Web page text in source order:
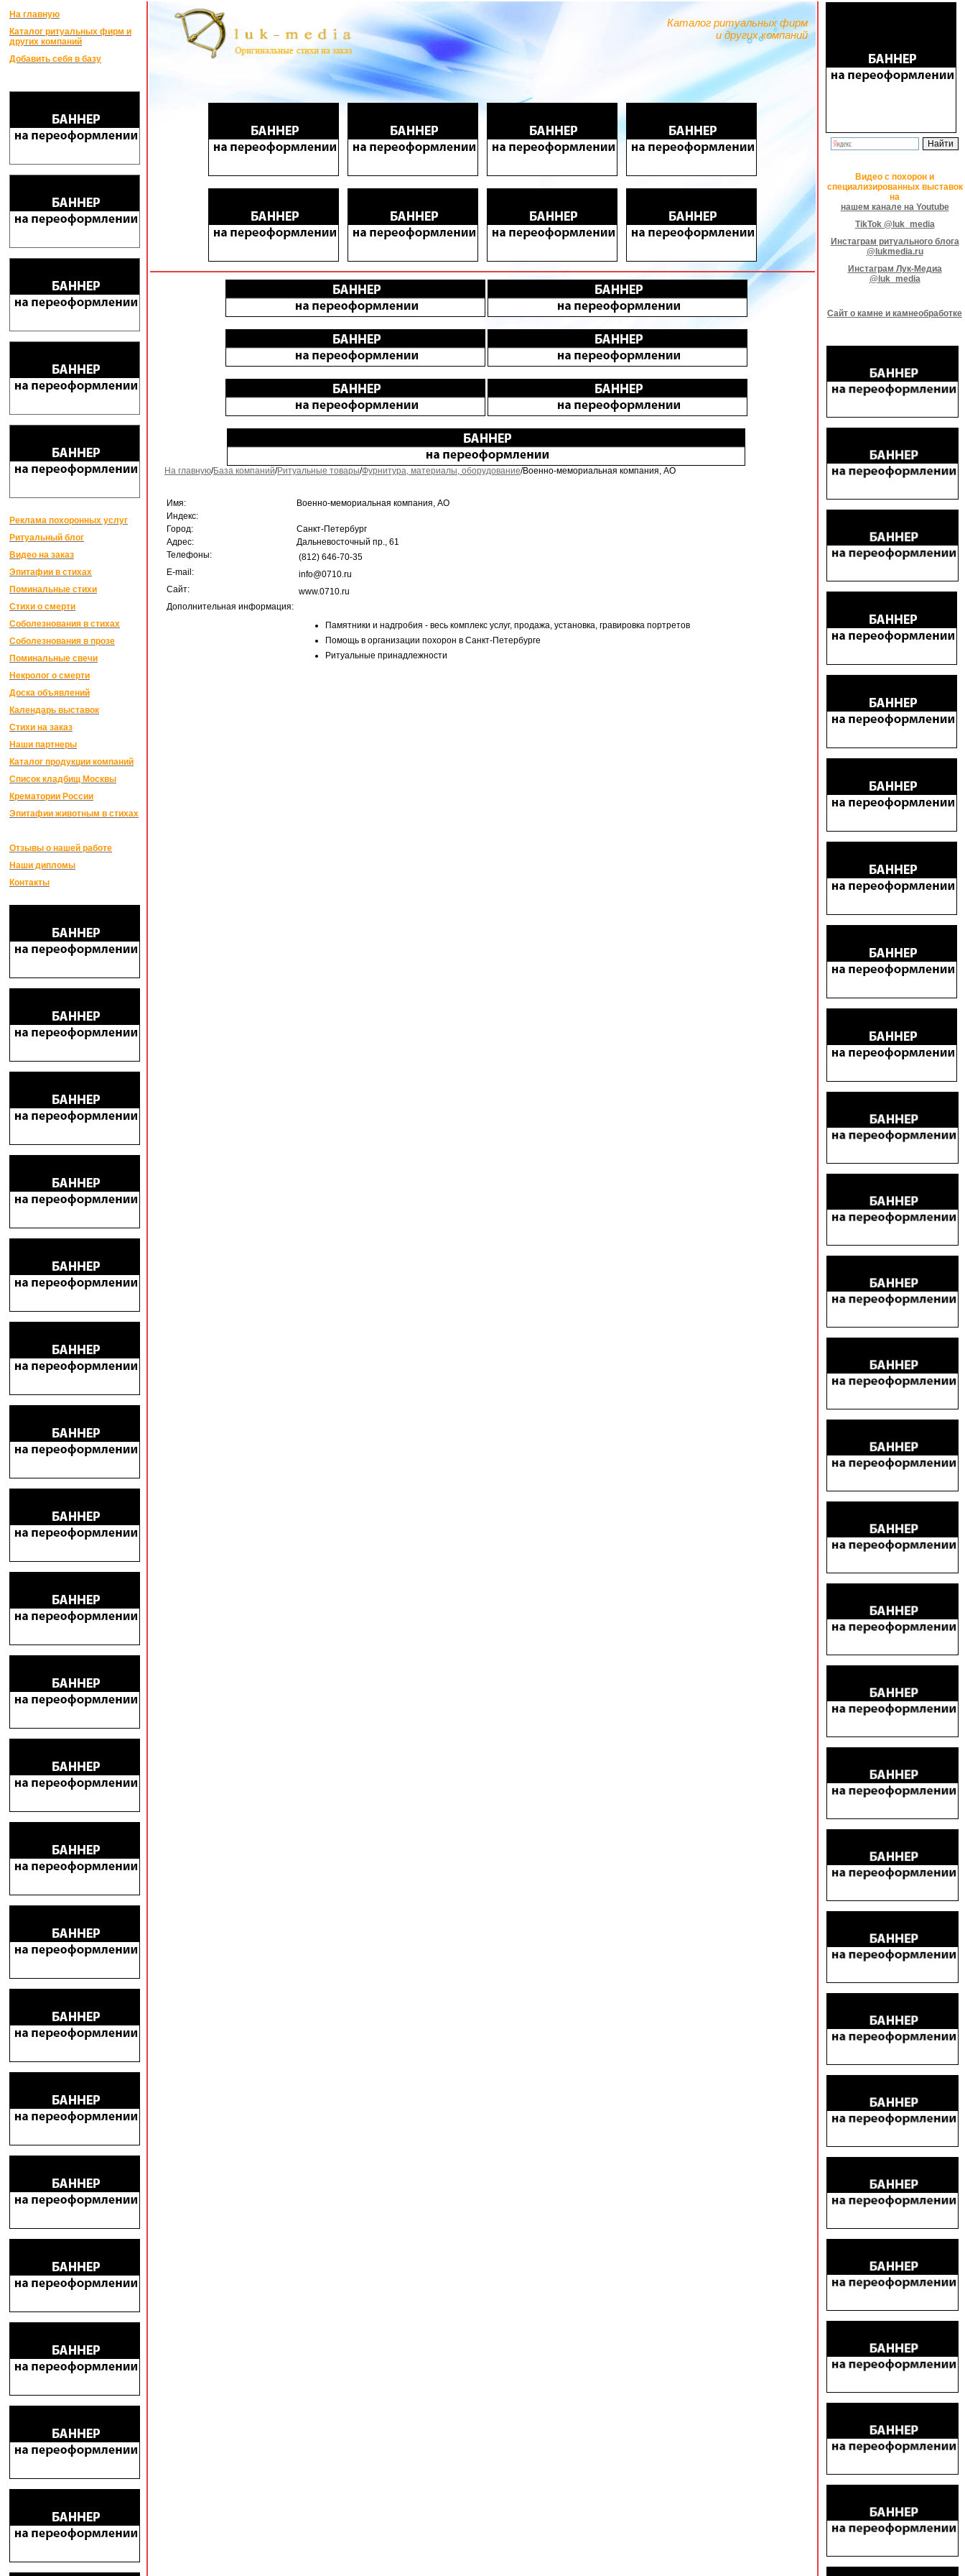
На главную
Каталог ритуальных фирм и
других компаний
Добавить себя в базу
Реклама похоронных услуг
Ритуальный блог
Видео на заказ
Эпитафии в стихах
Поминальные стихи
Стихи о смерти
Соболезнования в стихах
Соболезнования в прозе
Поминальные свечи
Некролог о смерти
Доска объявлений
Календарь выставок
Стихи на заказ
Наши партнеры
Каталог продукции компаний
Список кладбищ Москвы
Крематории России
Эпитафии животным в стихах
Отзывы о нашей работе
Наши дипломы
Контакты
Каталог ритуальных фирм
и других компаний
На главную/База компаний/Ритуальные товары/Фурнитура, материалы, оборудование/Военно-мемориальная компания, АО
Имя:
Военно-мемориальная компания, АО
Индекс:
Город:
Санкт-Петербург
Адрес:
Дальневосточный пр., 61
Телефоны:
(812) 646-70-35
E-mail:
info@0710.ru
Сайт:
www.0710.ru
Дополнительная информация:
Памятники и надгробия - весь комплекс услуг, продажа, установка, гравировка портретов
Помощь в организации похорон в Санкт-Петербурге
Ритуальные принадлежности
Видео с похорон и
специализированных выставок
на
нашем канале на Youtube
TikTok @luk_media
Инстаграм ритуального блога
@lukmedia.ru
Инстаграм Лук-Медиа
@luk_media
Сайт о камне и камнеобработке